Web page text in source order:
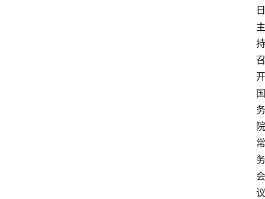
日
主
持
召
开
国
务
院
常
务
会
议